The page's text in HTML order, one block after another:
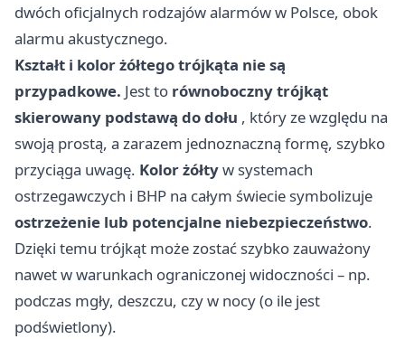
dwóch oficjalnych rodzajów alarmów w Polsce, obok
alarmu akustycznego.
Kształt i kolor żółtego trójkąta nie są
przypadkowe. Jest to równoboczny trójkąt
skierowany podstawą do dołu , który ze względu na
swoją prostą, a zarazem jednoznaczną formę, szybko
przyciąga uwagę. Kolor żółtyw systemach
ostrzegawczych i BHP na całym świecie symbolizuje
ostrzeżenie lub potencjalne niebezpieczeństwo.
Dzięki temu trójkąt może zostać szybko zauważony
nawet w warunkach ograniczonej widoczności – np.
podczas mgły, deszczu, czy w nocy (o ile jest
podświetlony).